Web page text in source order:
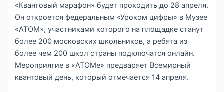
«Квантовый марафон» будет проходить до 28 апреля.
Он откроется федеральным «Уроком цифры» в Музее
«АТОМ», участниками которого на площадке станут
более 200 московских школьников, а ребята из
более чем 200 школ страны подключатся онлайн.
Мероприятие в «АТОМе» предваряет Всемирный
квантовый день, который отмечается 14 апреля.